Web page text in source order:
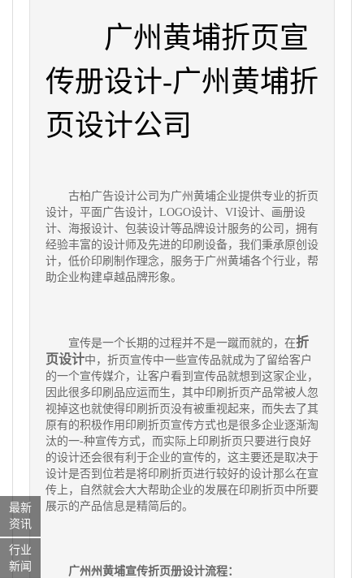
广州黄埔折页宣
传册设计-广州黄埔折
页设计公司
古柏广告设计公司为广州黄埔企业提供专业的折页
设计，平面广告设计，LOGO设计、VI设计、画册设
计、海报设计、包装设计等品牌设计服务的公司，拥有
经验丰富的设计师及先进的印刷设备，我们秉承原创设
计，低价印刷制作理念，服务于广州黄埔各个行业，帮
助企业构建卓越品牌形象。
宣传是一个长期的过程并不是一蹴而就的，在折
页设计中，折页宣传中一些宣传品就成为了留给客户
的一个宣传媒介，让客户看到宣传品就想到这家企业，
因此很多印刷品应运而生，其中印刷折页产品常被人忽
视掉这也就使得印刷折页没有被重视起来，而失去了其
原有的积极作用印刷折页宣传方式也是很多企业逐渐淘
汰的一-种宣传方式，而实际上印刷折页只要进行良好
的设计还会很有利于企业的宣传的，这主要还是取决于
设计是否到位若是将印刷折页进行较好的设计那么在宣
传上，自然就会大大帮助企业的发展在印刷折页中所要
展示的产品信息是精简后的。
广州州黄埔宣传折页册设计流程：
最新
资讯
行业
新闻